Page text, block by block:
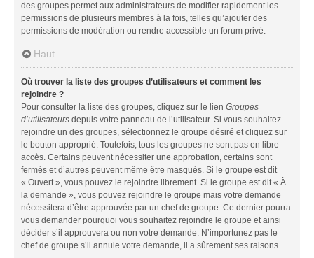
des groupes permet aux administrateurs de modifier rapidement les
permissions de plusieurs membres à la fois, telles qu’ajouter des
permissions de modération ou rendre accessible un forum privé.
Haut
Où trouver la liste des groupes d’utilisateurs et comment les
rejoindre ?
Pour consulter la liste des groupes, cliquez sur le lien Groupes
d’utilisateurs depuis votre panneau de l’utilisateur. Si vous souhaitez
rejoindre un des groupes, sélectionnez le groupe désiré et cliquez sur
le bouton approprié. Toutefois, tous les groupes ne sont pas en libre
accès. Certains peuvent nécessiter une approbation, certains sont
fermés et d’autres peuvent même être masqués. Si le groupe est dit
« Ouvert », vous pouvez le rejoindre librement. Si le groupe est dit « À
la demande », vous pouvez rejoindre le groupe mais votre demande
nécessitera d’être approuvée par un chef de groupe. Ce dernier pourra
vous demander pourquoi vous souhaitez rejoindre le groupe et ainsi
décider s’il approuvera ou non votre demande. N’importunez pas le
chef de groupe s’il annule votre demande, il a sûrement ses raisons.